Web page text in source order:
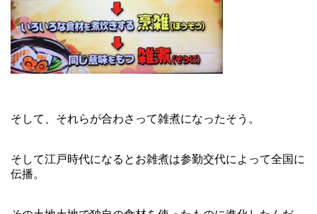
そして、それらが合わさって雑煮になったそう。
そして江戸時代になるとお雑煮は参勤交代によって全国に
伝播。